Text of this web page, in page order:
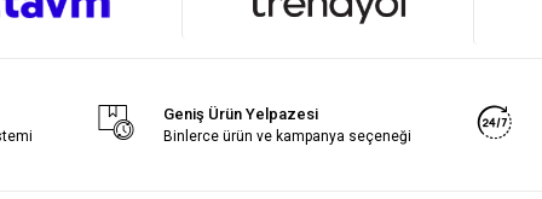
Geniş Ürün Yelpazesi
Binlerce ürün ve kampanya seçeneği